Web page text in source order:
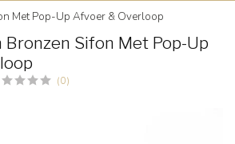
Met Pop-Up Afvoer & Overloop
Bronzen Sifon Met Pop-Up
(0)